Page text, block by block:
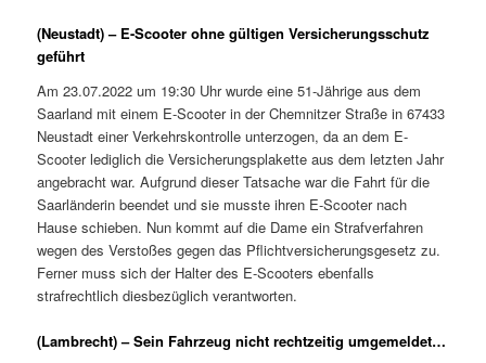
(Neustadt) – E-Scooter ohne gültigen Versicherungsschutz
geführt
Am 23.07.2022 um 19:30 Uhr wurde eine 51-Jährige aus dem
Saarland mit einem E-Scooter in der Chemnitzer Straße in 67433
Neustadt einer Verkehrskontrolle unterzogen, da an dem E-
Scooter lediglich die Versicherungsplakette aus dem letzten Jahr
angebracht war. Aufgrund dieser Tatsache war die Fahrt für die
Saarländerin beendet und sie musste ihren E-Scooter nach
Hause schieben. Nun kommt auf die Dame ein Strafverfahren
wegen des Verstoßes gegen das Pflichtversicherungsgesetz zu.
Ferner muss sich der Halter des E-Scooters ebenfalls
strafrechtlich diesbezüglich verantworten.
(Lambrecht) – Sein Fahrzeug nicht rechtzeitig umgemeldet…